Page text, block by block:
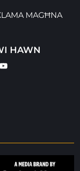
MAGĦNA
HAWN
YOUTUBE